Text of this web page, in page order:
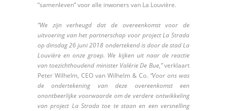
“samenleven” voor alle inwoners van La Louvière.
“We zijn verheugd dat de overeenkomst voor de
uitvoering van het partnerschap voor project La Strada
op dinsdag 26 juni 2018 ondertekend is door de stad La
Louvière en onze groep. We kijken uit naar de reactie
van toezichthoudend minister Valérie De Bue,”verklaart
Peter Wilhelm, CEO van Wilhelm & Co. “Voor ons was
de ondertekening van deze overeenkomst een
onontbeerlijke voorwaarde om de verdere ontwikkeling
van project La Strada toe te staan en een versnelling